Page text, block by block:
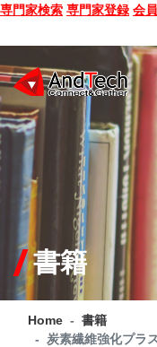
専門家検索 専門家登録 会
SEMINAR
BOOK
CONSULTING
SERVICE
COMPANY
Q&A
書籍
Home
書籍
炭素繊維強化プラ